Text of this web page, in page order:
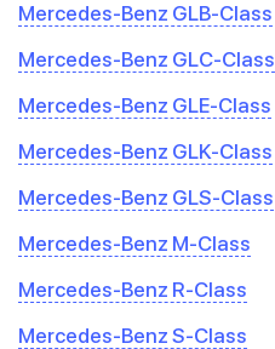
Mercedes-Benz GLB-Class
Mercedes-Benz GLC-Class
Mercedes-Benz GLE-Class
Mercedes-Benz GLK-Class
Mercedes-Benz GLS-Class
Mercedes-Benz M-Class
Mercedes-Benz R-Class
Mercedes-Benz S-Class